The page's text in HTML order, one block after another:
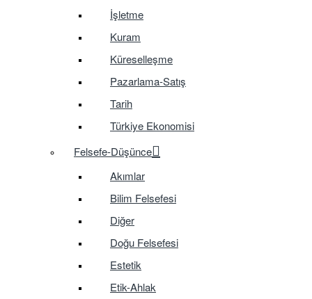
İşletme
Kuram
Küreselleşme
Pazarlama-Satış
Tarih
Türkiye Ekonomisi
Felsefe-Düşünce
Akımlar
Bilim Felsefesi
Diğer
Doğu Felsefesi
Estetik
Etik-Ahlak